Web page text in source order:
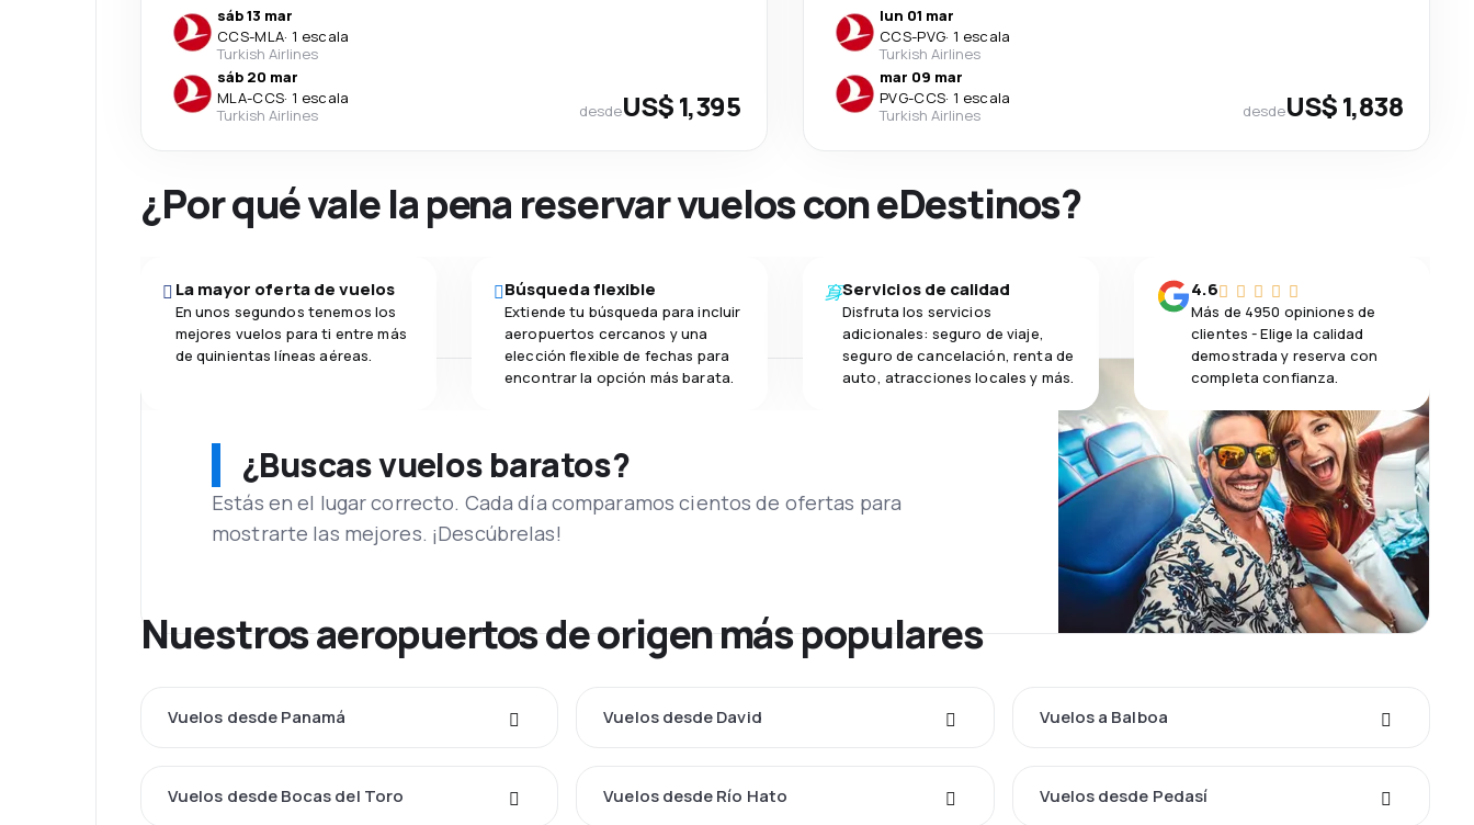
sáb 13 mar
CCS-MLA· 1 escala
Turkish Airlines
sáb 20 mar
MLA-CCS· 1 escala
Turkish Airlines
desdeUS$ 1,395
lun 01 mar
CCS-PVG· 1 escala
Turkish Airlines
mar 09 mar
PVG-CCS· 1 escala
Turkish Airlines
desdeUS$ 1,838
¿Por qué vale la pena reservar vuelos con eDestinos?
La mayor oferta de vuelos
En unos segundos tenemos los
mejores vuelos para ti entre más
de quinientas líneas aéreas.
Búsqueda flexible
Extiende tu búsqueda para incluir
aeropuertos cercanos y una
elección flexible de fechas para
encontrar la opción más barata.
Servicios de calidad
Disfruta los servicios
adicionales: seguro de viaje,
seguro de cancelación, renta de
auto, atracciones locales y más.
4.6
Más de 4950 opiniones de
clientes - Elige la calidad
demostrada y reserva con
completa confianza.
¿Buscas vuelos baratos?
Estás en el lugar correcto. Cada día comparamos cientos de ofertas para
mostrarte las mejores. ¡Descúbrelas!
Nuestros aeropuertos de origen más populares
Vuelos desde Panamá Vuelos desde David Vuelos a Balboa
Vuelos desde Bocas del Toro Vuelos desde Río Hato Vuelos desde Pedasí